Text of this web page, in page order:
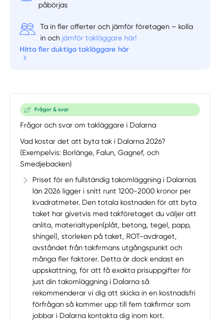
påbörjas
Ta in fler offerter och jämför företagen – kolla
in och jämför takläggare här!
Hitta fler duktiga takläggare här
Frågor & svar
Frågor och svar om takläggare i Dalarna
Vad kostar det att byta tak i Dalarna 2026?
(Exempelvis: Borlänge, Falun, Gagnef, och
Smedjebacken)
Priset för en fullständig takomläggning i Dalarnas
län 2026 ligger i snitt runt 1200-2000 kronor per
kvadratmeter. Den totala kostnaden för att byta
taket har givetvis med takföretaget du väljer att
anlita, materialtypen(plåt, betong, tegel, papp,
shingel), storleken på taket, ROT-avdraget,
avståndet från takfirmans utgångspunkt och
många fler faktorer. Detta är dock endast en
uppskattning, för att få exakta prisuppgifter för
just din takomläggning i Dalarna så
rekommenderar vi dig att skicka in en kostnadsfri
förfrågan så kommer upp till fem takfirmor som
jobbar i Dalarna kontakta dig inom kort.